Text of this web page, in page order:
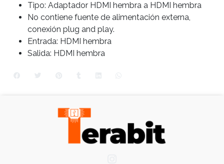
Tipo: Adaptador HDMI hembra a HDMI hembra
No contiene fuente de alimentación externa,
conexión plug and play.
Entrada: HDMI hembra
Salida: HDMI hembra